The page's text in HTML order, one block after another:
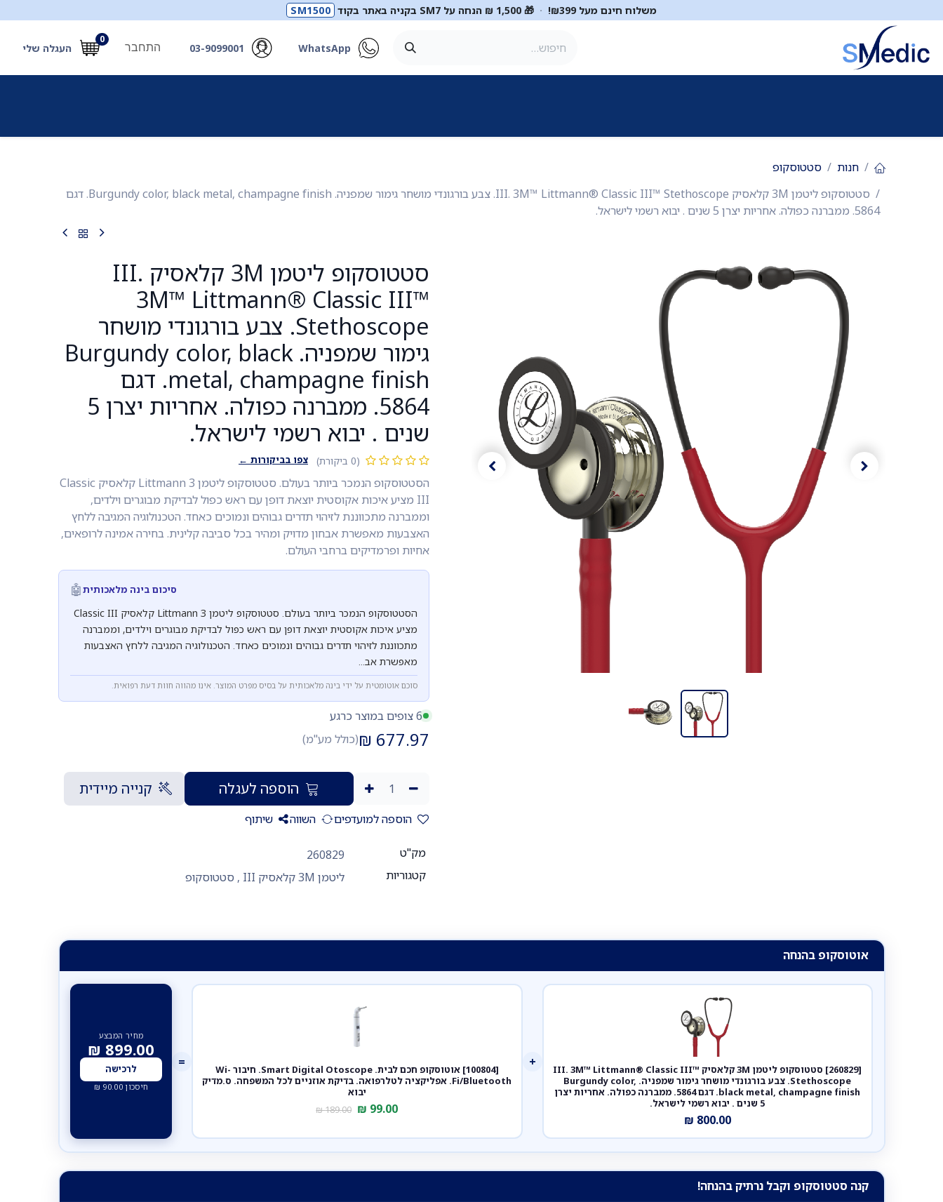
משלוח חינם מעל ₪399! · 🎁 1,500 ₪ הנחה על SM7 בקניה באתר בקוד SM1500
WhatsApp
03-9099001
0
העגלה שלי התחבר
חנות
סטטוסקופ
סטטוסקופ ליטמן 3M קלאסיק III. 3M™ Littmann® Classic III™ Stethoscope. צבע בורגונדי מושחר גימור שמפניה. Burgundy color, black metal, champagne finish. דגם
5864. ממברנה כפולה. אחריות יצרן 5 שנים . יבוא רשמי לישראל.
סטטוסקופ ליטמן 3M קלאסיק III.
3M™ Littmann® Classic III™
Stethoscope. צבע בורגונדי מושחר
גימור שמפניה. Burgundy color, black
metal, champagne finish. דגם
5864. ממברנה כפולה. אחריות יצרן 5
שנים . יבוא רשמי לישראל.
(0 ביקורת) צפו בביקורות ←
הסטטוסקופ הנמכר ביותר בעולם. סטטוסקופ ליטמן Littmann 3 קלאסיק Classic
III מציע איכות אקוסטית יוצאת דופן עם ראש כפול לבדיקת מבוגרים וילדים,
וממברנה מתכווננת לזיהוי תדרים גבוהים ונמוכים כאחד. הטכנולוגיה המגיבה ללחץ
האצבעות מאפשרת אבחון מדויק ומהיר בכל סביבה קלינית. בחירה אמינה לרופאים,
אחיות ופרמדיקים ברחבי העולם.
סיכום בינה מלאכותית🤖
הסטטוסקופ הנמכר ביותר בעולם. סטטוסקופ ליטמן Littmann 3 קלאסיק Classic III
מציע איכות אקוסטית יוצאת דופן עם ראש כפול לבדיקת מבוגרים וילדים, וממברנה
מתכווננת לזיהוי תדרים גבוהים ונמוכים כאחד. הטכנולוגיה המגיבה ללחץ האצבעות
מאפשרת אב...
סוכם אוטומטית על ידי בינה מלאכותית על בסיס מפרט המוצר. אינו מהווה חוות דעת רפואית.
6 צופים במוצר כרגע
677.97
₪(כולל מע"מ)
הוספה לעגלה קנייה מיידית
הוספה למועדפים השווה שיתוף
מק"ט
260829
קטגוריות
ליטמן 3M קלאסיק III , סטטוסקופ
אוטוסקופ בהנחה
[260829] סטטוסקופ ליטמן 3M קלאסיק III. 3M™ Littmann® Classic III™
Stethoscope. צבע בורגונדי מושחר גימור שמפניה. Burgundy color,
black metal, champagne finish. דגם 5864. ממברנה כפולה. אחריות יצרן
5 שנים . יבוא רשמי לישראל.
800.00
₪
+
[100804] אוטוסקופ חכם לבית. Smart Digital Otoscope. חיבור Wi-
Fi/Bluetooth. אפליקציה לטלרפואה. בדיקת אוזניים לכל המשפחה. ס.מדיק
יבוא
99.00
₪
189.00
₪
=
מחיר המבצע
899.00
₪
לרכישה
חיסכון 90.00
₪
קנה סטטוסקופ וקבל נרתיק בהנחה!